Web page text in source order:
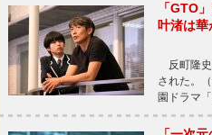
「GTO
叶渚は華
反町隆史
された。
園ドラマ